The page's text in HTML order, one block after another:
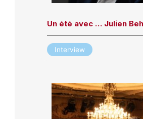
Un été avec … Julien
Interview